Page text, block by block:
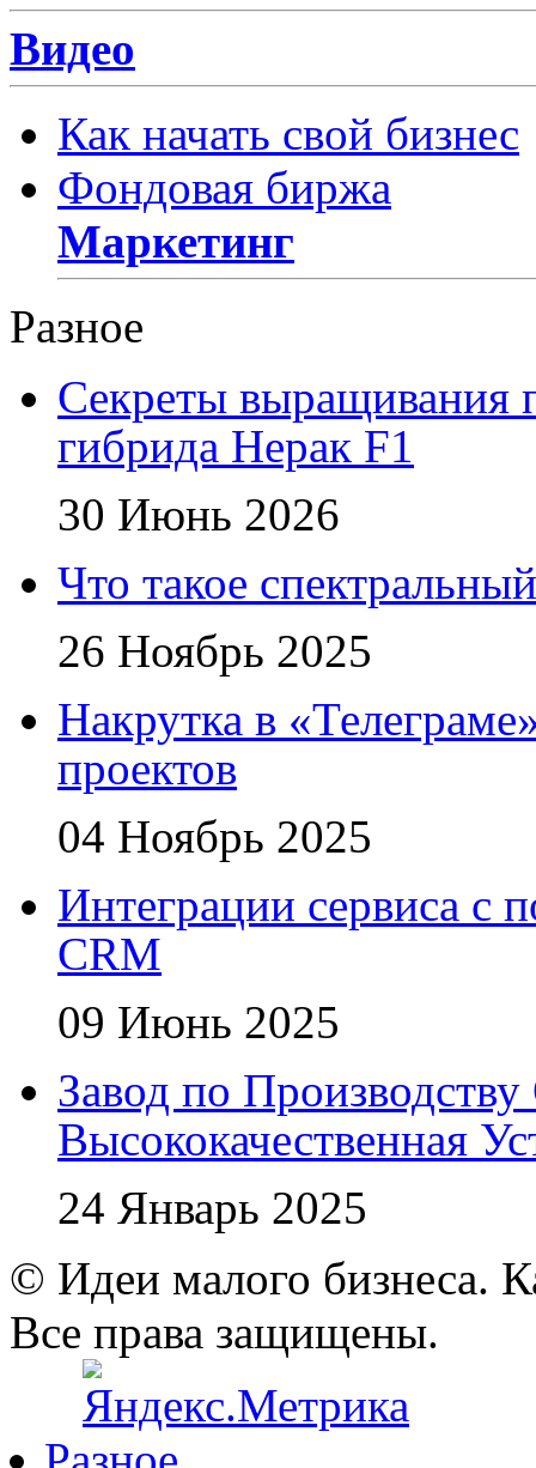
Видео
Как начать свой бизнес
Фондовая биржа
Маркетинг
Разное
Секреты выращивания
гибрида Нерак F1
30 Июнь 2026
Что такое
26 Ноябрь 2025
Накрутка в
проектов
04 Ноябрь 2025
Интеграции сервиса с
CRM
09 Июнь 2025
Завод по
Высококачественная
24 Январь 2025
© Идеи малого бизнеса.
Все права защищены.